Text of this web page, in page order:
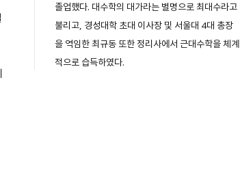
졸업했다. 대수학의 대가라는 별명으로 최대수라고
불리고, 경성대학 초대 이사장 및 서울대 4대 총장
을 역임한 최규동 또한 정리사에서 근대수학을 체계
적으로 습득하였다.